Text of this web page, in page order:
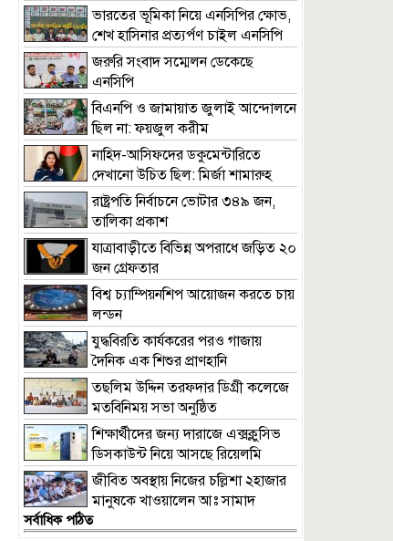
ভারতের ভূমিকা নিয়ে এনসিপির ক্ষোভ,
শেখ হাসিনার প্রত্যর্পণ চাইল এনসিপি
জরুরি সংবাদ সম্মেলন ডেকেছে
এনসিপি
বিএনপি ও জামায়াত জুলাই আন্দোলনে
ছিল না: ফয়জুল করীম
নাহিদ-আসিফদের ডকুমেন্টারিতে
দেখানো উচিত ছিল: মির্জা শামারুহ
রাষ্ট্রপতি নির্বাচনে ভোটার ৩৪৯ জন,
তালিকা প্রকাশ
যাত্রাবাড়ীতে বিভিন্ন অপরাধে জড়িত ২০
জন গ্রেফতার
বিশ্ব চ্যাম্পিয়নশিপ আয়োজন করতে চায়
লন্ডন
যুদ্ধবিরতি কার্যকরের পরও গাজায়
দৈনিক এক শিশুর প্রাণহানি
তছলিম উদ্দিন তরফদার ডিগ্রী কলেজে
মতবিনিময় সভা অনুষ্ঠিত
শিক্ষার্থীদের জন্য দারাজে এক্সক্লুসিভ
ডিসকাউন্ট নিয়ে আসছে রিয়েলমি
সি১০০এক্স জীবিত অবস্থায় নিজের চল্লিশা ২হাজার
মানুষকে খাওয়ালেন আঃ সামাদ
সর্বাধিক পঠিত